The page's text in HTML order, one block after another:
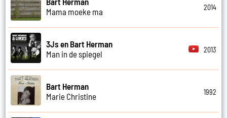
Mama moeke ma
2014
3Js en Bart Herman
Man in de spiegel
2013
Bart Herman
Marie Christine
1992